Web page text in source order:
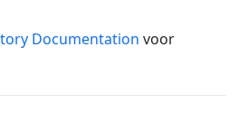
Documentation voor